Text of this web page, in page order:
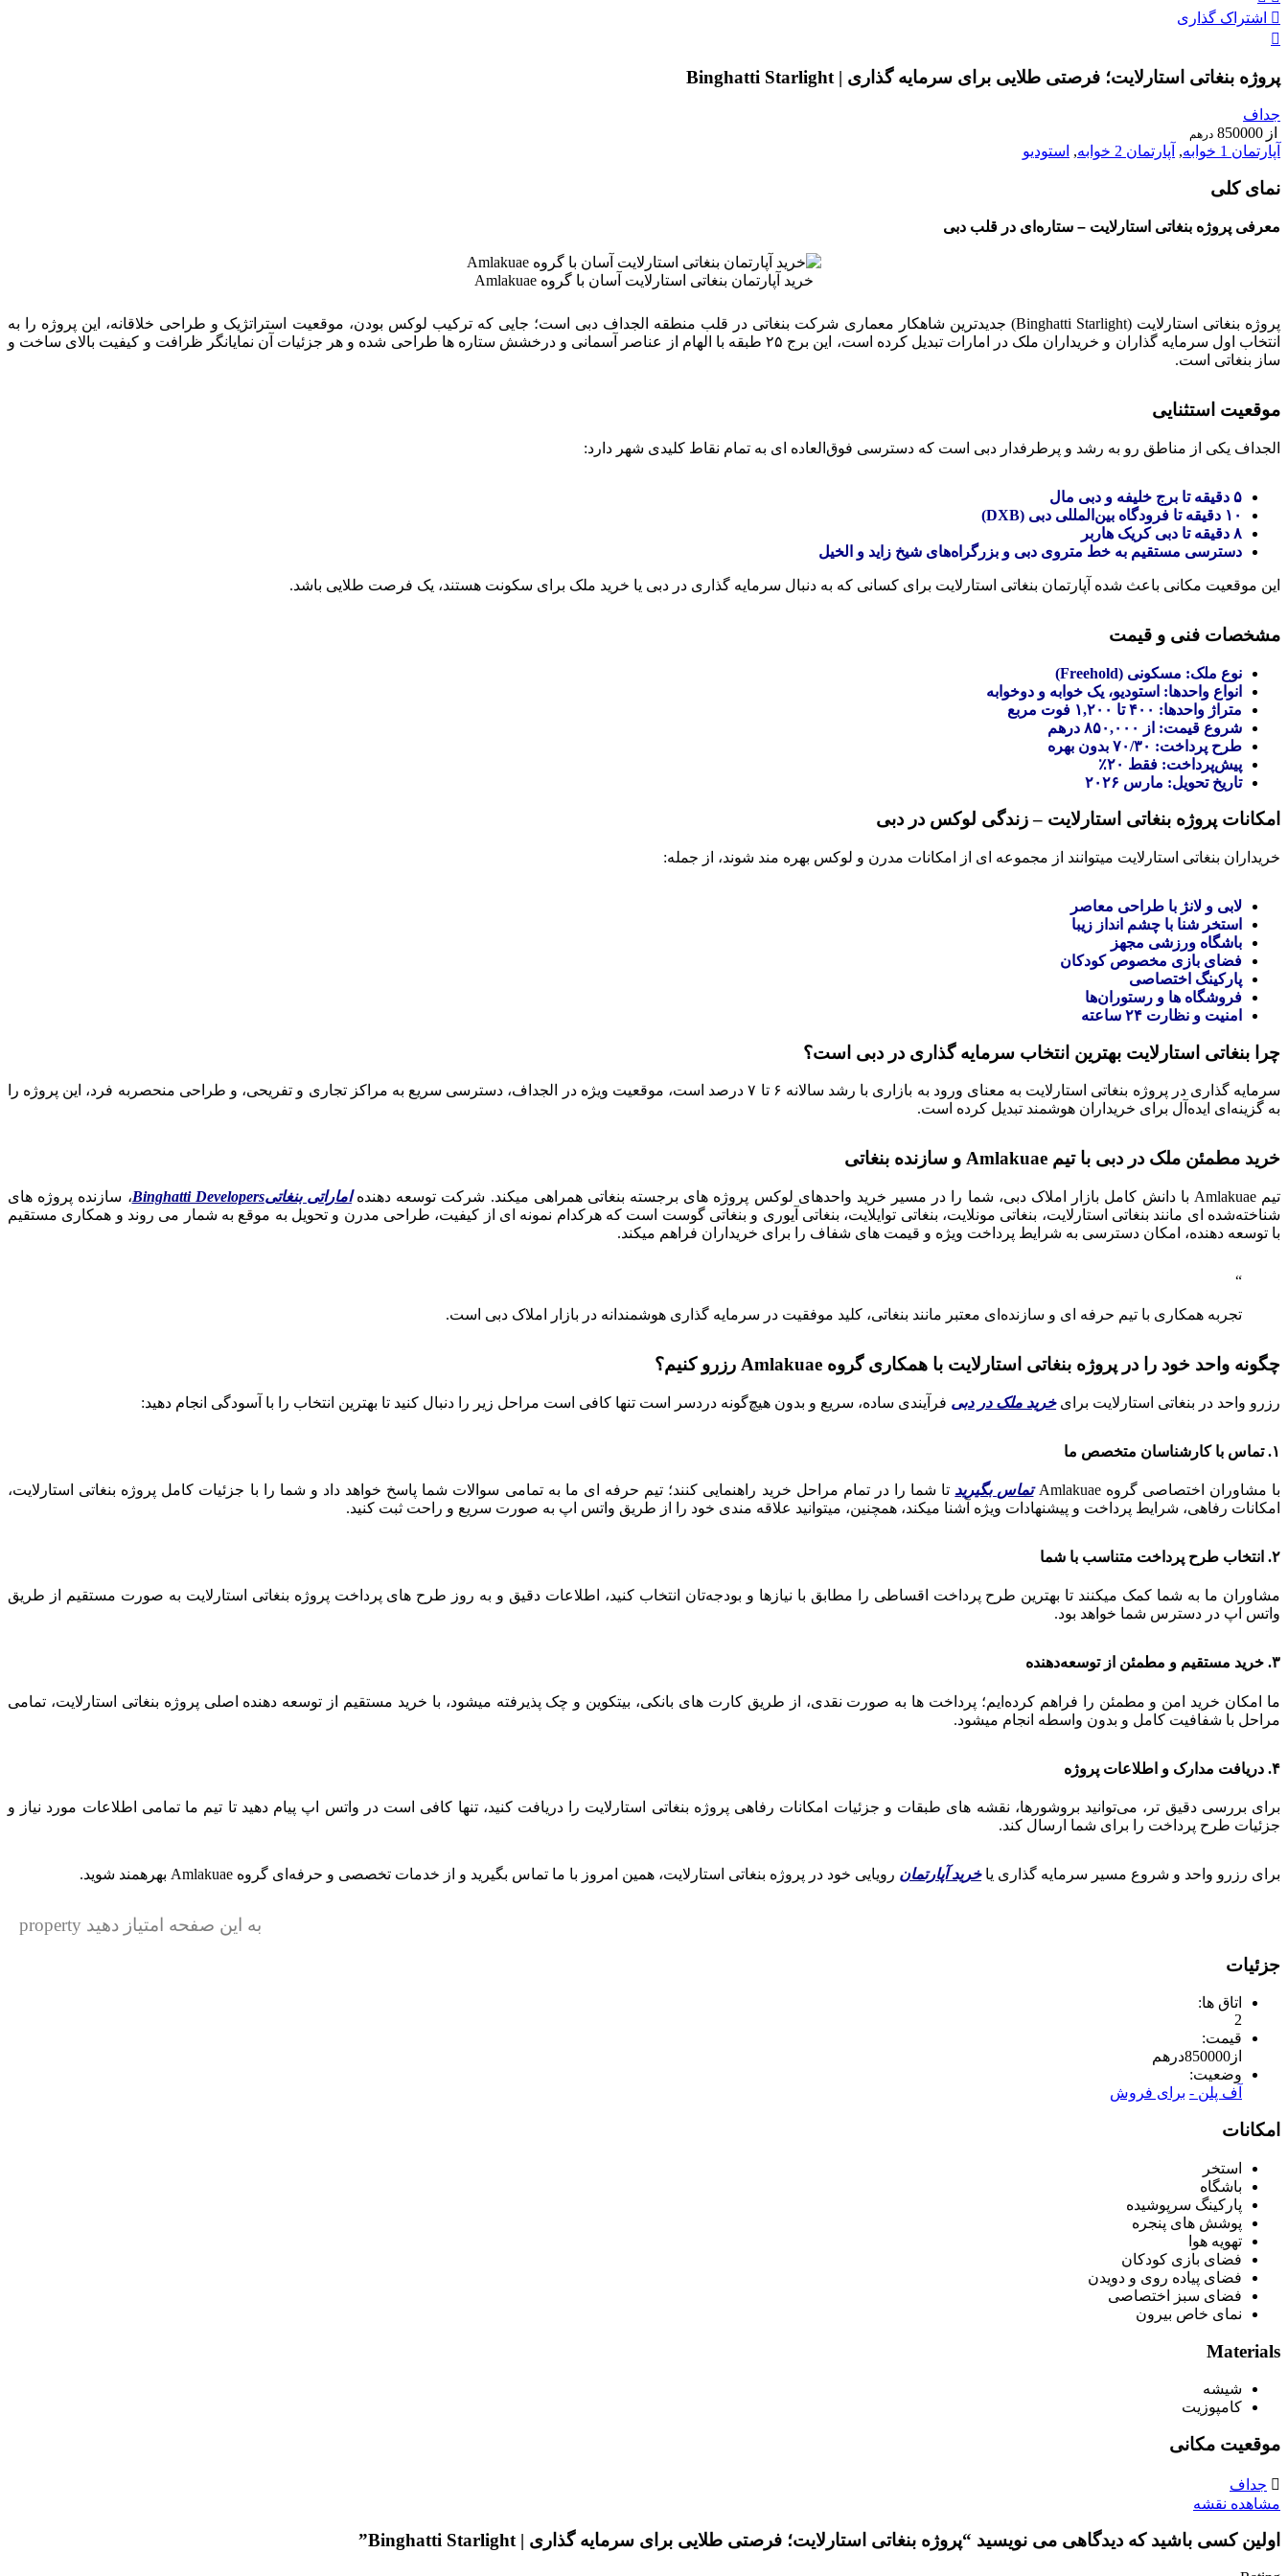
اشتراک گذاری
پروژه بنغاتی استارلایت؛ فرصتی طلایی برای سرمایه‌ گذاری | Binghatti Starlight
جداف
از 850000 درهم
آپارتمان 1 خوابه , آپارتمان 2 خوابه , استودیو
نمای کلی
معرفی پروژه بنغاتی استارلایت – ستاره‌ای در قلب دبی
خرید آپارتمان بنغاتی استارلایت آسان با گروه Amlakuae
پروژه بنغاتی استارلایت (Binghatti Starlight) جدیدترین شاهکار معماری شرکت بنغاتی در قلب منطقه الجداف دبی است؛ جایی که ترکیب لوکس بودن، موقعیت استراتژیک و طراحی خلاقانه، این پروژه را به
انتخاب اول سرمایه‌ گذاران و خریداران ملک در امارات تبدیل کرده است، این برج ۲۵ طبقه با الهام از عناصر آسمانی و درخشش ستاره‌ ها طراحی شده و هر جزئیات آن نمایانگر ظرافت و کیفیت بالای ساخت‌ و
ساز بنغاتی است.
موقعیت استثنایی
الجداف یکی از مناطق رو به رشد و پرطرفدار دبی است که دسترسی فوق‌العاده‌ ای به تمام نقاط کلیدی شهر دارد:
۵ دقیقه تا برج خلیفه و دبی مال
۱۰ دقیقه تا فرودگاه بین‌المللی دبی (DXB)
۸ دقیقه تا دبی کریک هاربر
دسترسی مستقیم به خط متروی دبی و بزرگراه‌های شیخ زاید و الخیل
این موقعیت مکانی باعث شده آپارتمان بنغاتی استارلایت برای کسانی که به دنبال سرمایه‌ گذاری در دبی یا خرید ملک برای سکونت هستند، یک فرصت طلایی باشد.
مشخصات فنی و قیمت
نوع ملک: مسکونی (Freehold)
انواع واحدها: استودیو، یک‌ خوابه و دوخوابه
متراژ واحدها: ۴۰۰ تا ۱,۲۰۰ فوت مربع
شروع قیمت: از ۸۵۰,۰۰۰ درهم
طرح پرداخت: ۷۰/۳۰ بدون بهره
پیش‌پرداخت: فقط ۲۰٪
تاریخ تحویل: مارس ۲۰۲۶
امکانات پروژه بنغاتی استارلایت – زندگی لوکس در دبی
خریداران بنغاتی استارلایت میتوانند از مجموعه‌ ای از امکانات مدرن و لوکس بهره‌ مند شوند، از جمله:
لابی و لانژ با طراحی معاصر
استخر شنا با چشم‌ انداز زیبا
باشگاه ورزشی مجهز
فضای بازی مخصوص کودکان
پارکینگ اختصاصی
فروشگاه‌ ها و رستوران‌ها
امنیت و نظارت ۲۴ ساعته
چرا بنغاتی استارلایت بهترین انتخاب سرمایه‌ گذاری در دبی است؟
سرمایه‌ گذاری در پروژه بنغاتی استارلایت به معنای ورود به بازاری با رشد سالانه ۶ تا ۷ درصد است، موقعیت ویژه در الجداف، دسترسی سریع به مراکز تجاری و تفریحی، و طراحی منحصربه‌ فرد، این پروژه را
به گزینه‌ای ایده‌آل برای خریداران هوشمند تبدیل کرده است.
خرید مطمئن ملک در دبی با تیم Amlakuae و سازنده بنغاتی
تیم Amlakuae با دانش کامل بازار املاک دبی، شما را در مسیر خرید واحدهای لوکس پروژه‌ های برجسته بنغاتی همراهی میکند. شرکت توسعه‌ دهنده اماراتی بنغاتیBinghatti Developers
، سازنده پروژه‌ های
شناخته‌شده‌ ای مانند بنغاتی استارلایت، بنغاتی مونلایت، بنغاتی توایلایت، بنغاتی آیوری و بنغاتی گوست است که هرکدام نمونه‌ ای از کیفیت، طراحی مدرن و تحویل به موقع به شمار می‌ روند و همکاری مستقیم
با توسعه‌ دهنده، امکان دسترسی به شرایط پرداخت ویژه و قیمت‌ های شفاف را برای خریداران فراهم میکند.
تجربه همکاری با تیم حرفه‌ ای و سازنده‌ای معتبر مانند بنغاتی، کلید موفقیت در سرمایه‌ گذاری هوشمندانه در بازار املاک دبی است.
چگونه واحد خود را در پروژه بنغاتی استارلایت با همکاری گروه Amlakuae رزرو کنیم؟
رزرو واحد در بنغاتی استارلایت برایخرید ملک در دبی فرآیندی ساده، سریع و بدون هیچ‌گونه دردسر است تنها کافی است مراحل زیر را دنبال کنید تا بهترین انتخاب را با آسودگی انجام دهید:
۱. تماس با کارشناسان متخصص ما
با مشاوران اختصاصی گروه Amlakuae تماس بگیرید تا شما را در تمام مراحل خرید راهنمایی کنند؛ تیم حرفه‌ ای ما به تمامی سوالات شما پاسخ خواهد داد و شما را با جزئیات کامل پروژه بنغاتی استارلایت،
امکانات رفاهی، شرایط پرداخت و پیشنهادات ویژه آشنا میکند، همچنین، میتوانید علاقه‌ مندی خود را از طریق واتس‌ اپ به‌ صورت سریع و راحت ثبت کنید.
۲. انتخاب طرح پرداخت متناسب با شما
مشاوران ما به شما کمک میکنند تا بهترین طرح پرداخت اقساطی را مطابق با نیازها و بودجه‌تان انتخاب کنید، اطلاعات دقیق و به‌ روز طرح های پرداخت پروژه بنغاتی استارلایت به‌ صورت مستقیم از طریق
واتس‌ اپ در دسترس شما خواهد بود.
۳. خرید مستقیم و مطمئن از توسعه‌دهنده
ما امکان خرید امن و مطمئن را فراهم کرده‌ایم؛ پرداخت‌ ها به صورت نقدی، از طریق کارت‌ های بانکی، بیتکوین و چک پذیرفته میشود، با خرید مستقیم از توسعه‌ دهنده اصلی پروژه بنغاتی استارلایت، تمامی
مراحل با شفافیت کامل و بدون واسطه انجام میشود.
۴. دریافت مدارک و اطلاعات پروژه
برای بررسی دقیق‌ تر، می‌توانید بروشورها، نقشه‌ های طبقات و جزئیات امکانات رفاهی پروژه بنغاتی استارلایت را دریافت کنید، تنها کافی است در واتس‌ اپ پیام دهید تا تیم ما تمامی اطلاعات مورد نیاز و
جزئیات طرح پرداخت را برای شما ارسال کند.
برای رزرو واحد و شروع مسیر سرمایه‌ گذاری یاخرید آپارتمان رویایی خود در پروژه بنغاتی استارلایت، همین امروز با ما تماس بگیرید و از خدمات تخصصی و حرفه‌ای گروه Amlakuae بهرهمند شوید.
به این صفحه امتیاز دهید property
جزئیات
اتاق ها:
2
قیمت:
از 850000درهم
وضعیت:
آف پلن - برای فروش
امکانات
استخر
باشگاه
پارکینگ سرپوشیده
پوشش های پنجره
تهویه هوا
فضای بازی کودکان
فضای پیاده روی و دویدن
فضای سبز اختصاصی
نمای خاص بیرون
Materials
شیشه
کامپوزیت
موقعیت مکانی
جداف
مشاهده نقشه
اولین کسی باشید که دیدگاهی می نویسید “پروژه بنغاتی استارلایت؛ فرصتی طلایی برای سرمایه‌ گذاری | Binghatti Starlight”